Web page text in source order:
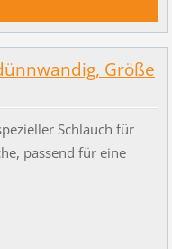
Größe
Schlauch für
passend für eine